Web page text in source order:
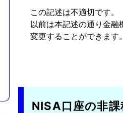
この記述は不適切です。
以前は本記述の通り金融
変更することができます。
NISA口座の非